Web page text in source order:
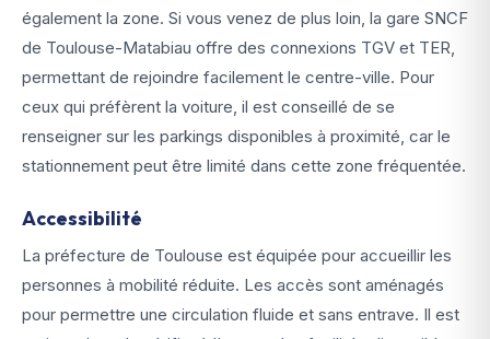
également la zone. Si vous venez de plus loin, la gare SNCF
de Toulouse-Matabiau offre des connexions TGV et TER,
permettant de rejoindre facilement le centre-ville. Pour
ceux qui préfèrent la voiture, il est conseillé de se
renseigner sur les parkings disponibles à proximité, car le
stationnement peut être limité dans cette zone fréquentée.
Accessibilité
La préfecture de Toulouse est équipée pour accueillir les
personnes à mobilité réduite. Les accès sont aménagés
pour permettre une circulation fluide et sans entrave. Il est